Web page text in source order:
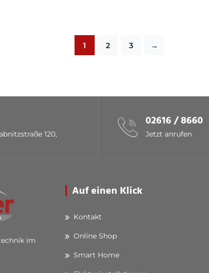
1 2 3 →
120,
02616 / 8660
Jetzt anrufen
im
Auf einen Klick
Kontakt
Online Shop
Smart Home